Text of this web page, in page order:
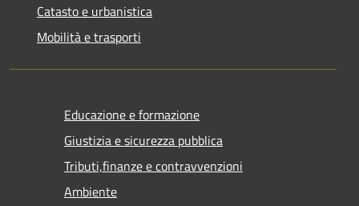
Catasto e urbanistica
Mobilità e trasporti
Educazione e formazione
Giustizia e sicurezza pubblica
Tributi,finanze e contravvenzioni
Ambiente